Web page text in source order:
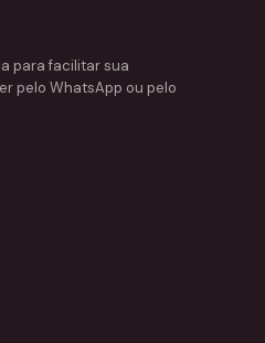
para facilitar sua
pelo WhatsApp ou pelo